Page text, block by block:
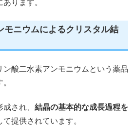
ります。
モニウムによるクリスタル結
ン酸二水素アンモニウムという薬品
され、 結晶の基本的な成長過程を
て提供されています。